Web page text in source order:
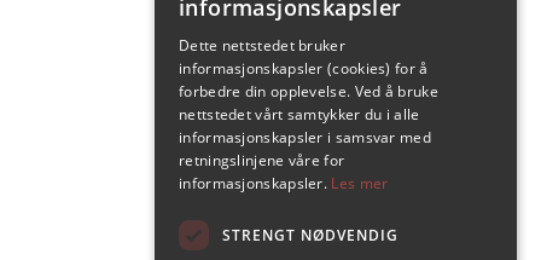
informasjonskapsler
Dette nettstedet bruker
informasjonskapsler (cookies) for å
forbedre din opplevelse. Ved å bruke
nettstedet vårt samtykker du i alle
informasjonskapsler i samsvar med
retningslinjene våre for
informasjonskapsler. Les mer
STRENGT NØDVENDIG